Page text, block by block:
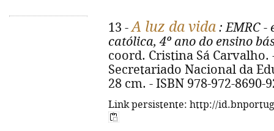
13 -A luz da vida : EMRC -
católica, 4º ano do ensino
coord. Cristina Sá Carvalho.
Secretariado Nacional da
28 cm. - ISBN 978-972-8690-
Link persistente: http://